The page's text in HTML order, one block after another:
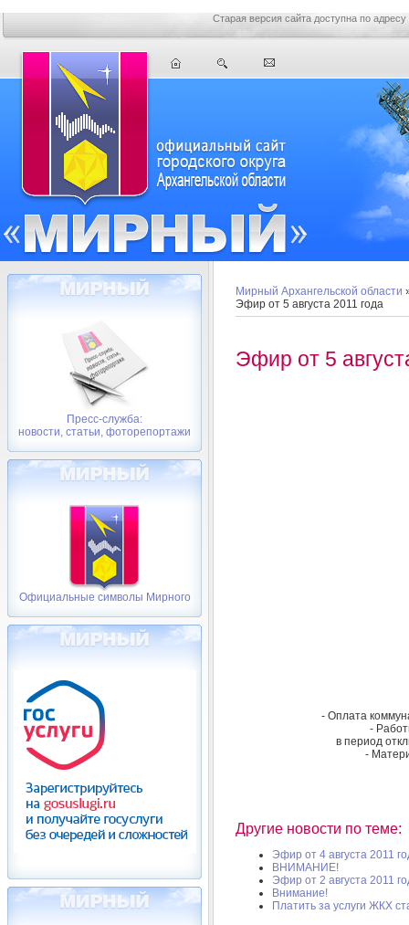
Старая версия сайта доступна по адресу
Пресс-служба:
новости, статьи, фоторепортажи
Официальные символы Мирного
Мирный Архангельской области
Эфир от 5 августа 2011 года
Эфир от 5
- Оплата
-
в период
-
Другие новости по теме:
Эфир от 4 августа 2011
ВНИМАНИЕ!
Эфир от 2 августа 2011
Внимание!
Платить за услуги ЖКХ